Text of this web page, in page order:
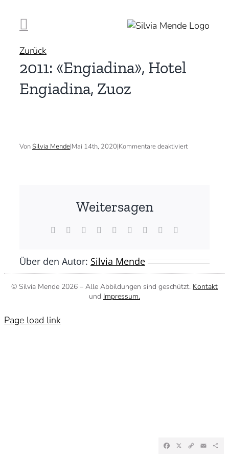
Inhalt
springen
Zurück
2011: «Engiadina», Hotel
Engiadina, Zuoz
VonSilvia Mende|Mai 14th, 2020|Kommentare deaktiviertfür
Weitersagen
Facebook Reddit LinkedInWhatsApp
TumblrPinterest
Über den Autor: Silvia Mende
© Silvia Mende 2026 – Alle Abbildungen sind geschützt. Kontakt
und Impressum.
Page load link
Facebook
X CopyEmail